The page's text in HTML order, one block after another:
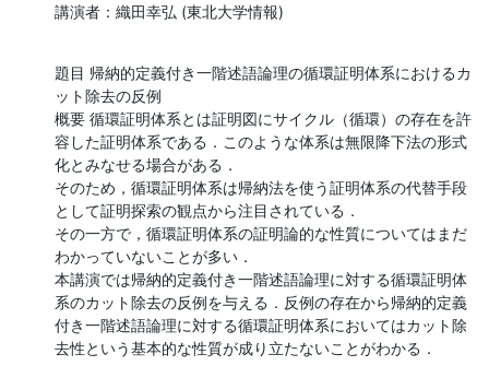
講演者：織田幸弘 (東北大学情報)
題目 帰納的定義付き一階述語論理の循環証明体系におけるカ
ット除去の反例
概要 循環証明体系とは証明図にサイクル（循環）の存在を許
容した証明体系である．このような体系は無限降下法の形式
化とみなせる場合がある．
そのため，循環証明体系は帰納法を使う証明体系の代替手段
として証明探索の観点から注目されている．
その一方で，循環証明体系の証明論的な性質についてはまだ
わかっていないことが多い．
本講演では帰納的定義付き一階述語論理に対する循環証明体
系のカット除去の反例を与える．反例の存在から帰納的定義
付き一階述語論理に対する循環証明体系においてはカット除
去性という基本的な性質が成り立たないことがわかる．